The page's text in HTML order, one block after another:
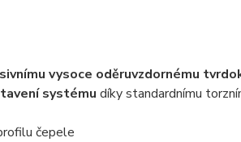
vysoce oděruvzdornému
systému díky standardnímu
čepele